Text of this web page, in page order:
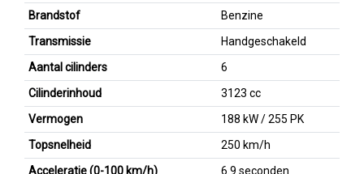
Brandstof
Benzine
Transmissie
Handgeschakeld
Aantal cilinders
6
Cilinderinhoud
3123 cc
Vermogen
188 kW / 255 PK
Topsnelheid
250 km/h
Acceleratie (0-100 km/h)
6.9 seconden